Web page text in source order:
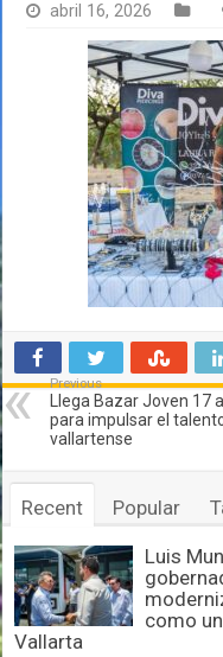
abril 16, 2026
Previous
Llega Bazar Joven 17
para impulsar el
vallartense
Recent Popular
Luis
como
Vallarta